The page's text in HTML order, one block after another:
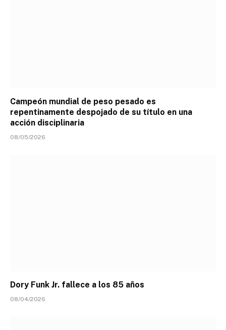
Campeón mundial de peso pesado es
repentinamente despojado de su título en una
acción disciplinaria
08/05/2026
Dory Funk Jr. fallece a los 85 años
08/04/2026